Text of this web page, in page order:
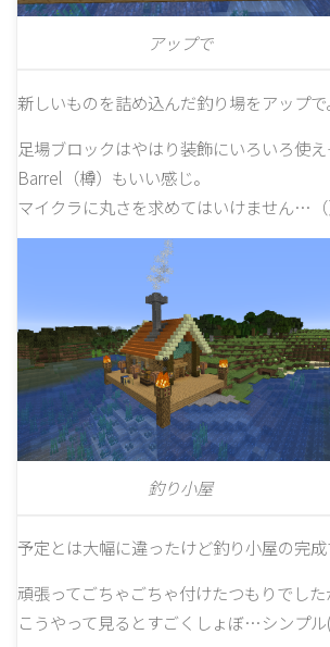
アップで
新しいものを詰め込んだ釣り場をアップで
足場ブロックはやはり装飾にいろいろ使え
Barrel（樽）もいい感じ。
マイクラに丸さを求めてはいけません…（
釣り小屋
予定とは大幅に違ったけど釣り小屋の完
頑張ってごちゃごちゃ付けたつもりでした
こうやって見るとすごくしょぼ…シンプ